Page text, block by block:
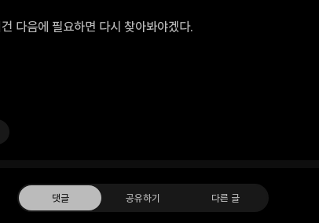
다음에 필요하면 다시 찾아봐야겠다.
댓글 공유하기 다른 글